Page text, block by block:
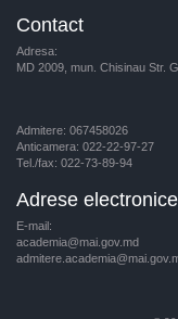
Contact
Adresa:
MD 2009, mun. Chisinau Str.
Admitere: 067458026
Anticamera: 022-22-97-27
Tel./fax: 022-73-89-94
Adrese electronice
E-mail:
academia@mai.gov.md